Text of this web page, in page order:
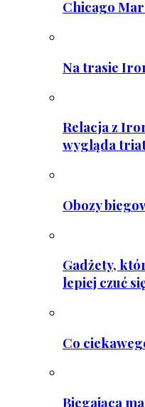
Chicago
Na trasie
Relacja z
wygląda
Obozy
Gadżety,
lepiej czuć
Co
Biegająca